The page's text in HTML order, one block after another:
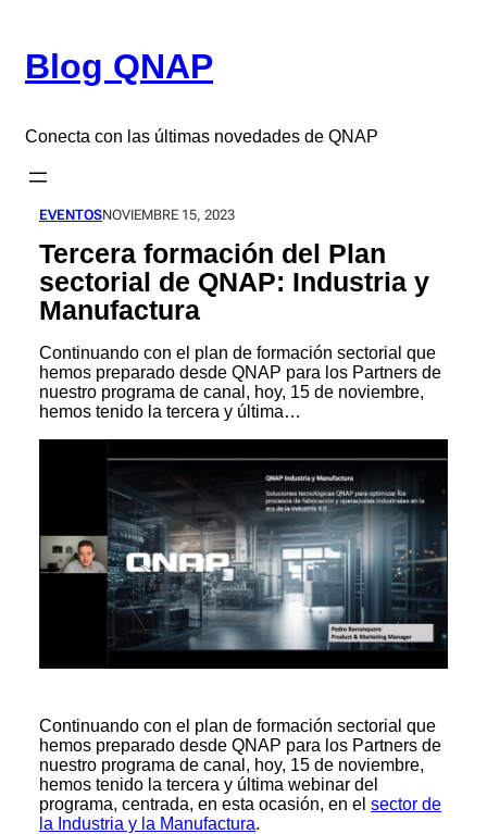
contenido
Blog QNAP
Conecta con las últimas novedades de QNAP
EVENTOSNOVIEMBRE 15, 2023
Tercera formación del Plan
sectorial de QNAP: Industria y
Manufactura
Continuando con el plan de formación sectorial que
hemos preparado desde QNAP para los Partners de
nuestro programa de canal, hoy, 15 de noviembre,
hemos tenido la tercera y última…
Continuando con el plan de formación sectorial que
hemos preparado desde QNAP para los Partners de
nuestro programa de canal, hoy, 15 de noviembre,
hemos tenido la tercera y última webinar del
programa, centrada, en esta ocasión, en el sector de
la Industria y la Manufactura.